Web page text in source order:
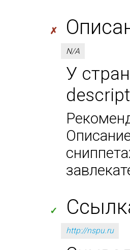
✗
N/A
У
✓
http://nspu.ru